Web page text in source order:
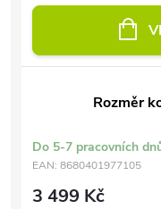
Rozměr
Do 5-7 pracovních
EAN: 8680401977105
3 499 Kč